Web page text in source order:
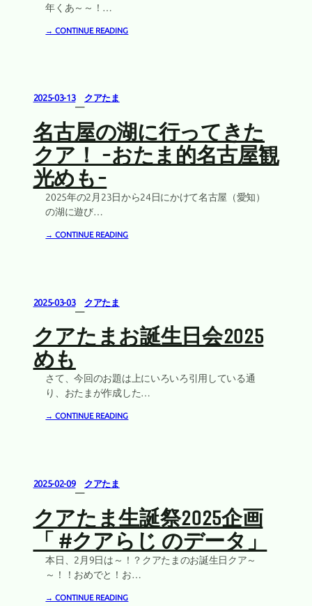
年くあ～～！…
→ CONTINUE READING
2025-03-13
—
クアたま
名古屋の湖に行ってきた
クア！ -おたま的名古屋観
光めも-
2025年の2月23日から24日にかけて名古屋（愛知）
の湖に遊び…
→ CONTINUE READING
2025-03-03
—
クアたま
クアたまお誕生日会2025
めも
さて、今回のお題は上にいろいろ引用している通
り、おたまが作成した…
→ CONTINUE READING
2025-02-09
—
クアたま
クアたま生誕祭2025企画
「 #クアらじ のデータ」
本日、2月9日は～！？クアたまのお誕生日クア～
～！！おめでと！お…
→ CONTINUE READING